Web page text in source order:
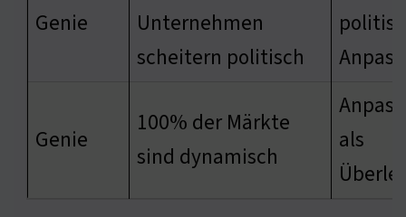
Genie
Unternehmen
scheitern politisch
Genie
100% der Märkte
sind dynamisch
als